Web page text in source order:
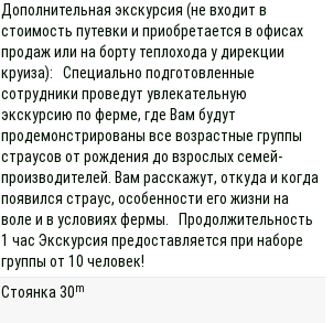
Дополнительная экскурсия (не входит в
стоимость путевки и приобретается в офисах
продаж или на борту теплохода у дирекции
круиза): Специально подготовленные
сотрудники проведут увлекательную
экскурсию по ферме, где Вам будут
продемонстрированы все возрастные группы
страусов от рождения до взрослых семей-
производителей. Вам расскажут, откуда и когда
появился страус, особенности его жизни на
воле и в условиях фермы. Продолжительность
1 час Экскурсия предоставляется при наборе
группы от 10 человек!
Стоянка 30m